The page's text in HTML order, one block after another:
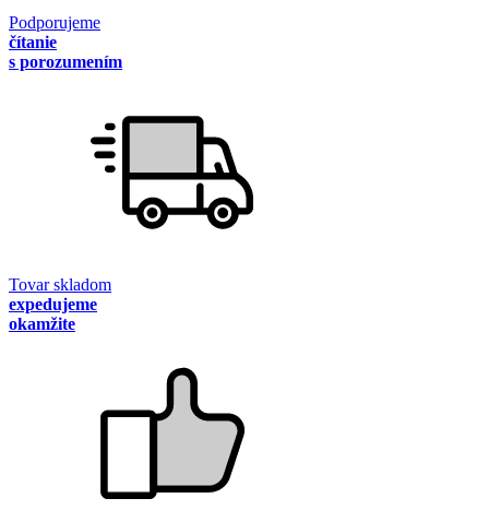
Podporujeme
čítanie
s porozumením
Tovar skladom
expedujeme
okamžite